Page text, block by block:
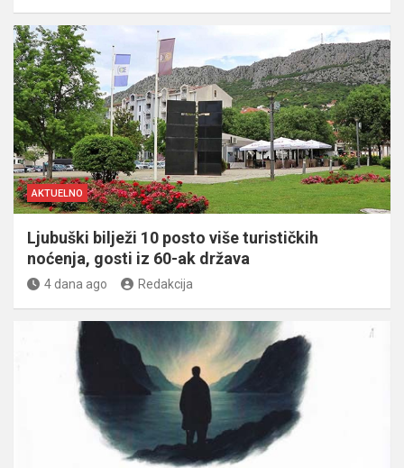
AKTUELNO
Ljubuški bilježi 10 posto više turističkih
noćenja, gosti iz 60-ak država
4 dana ago Redakcija